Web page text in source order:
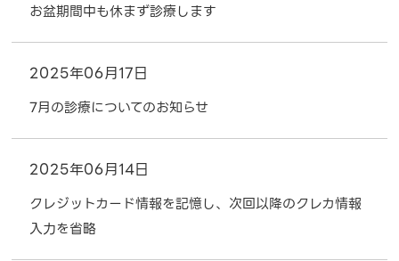
お盆期間中も休まず診療します
2025年06月17日
7月の診療についてのお知らせ
2025年06月14日
クレジットカード情報を記憶し、次回以降のクレカ情報
入力を省略